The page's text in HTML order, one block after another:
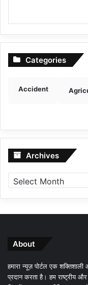
Categories
Accident
Archives Archives
About
हमारा न्यूज़ पोर्टल एक
प्रदान करता है। हम राष्ट्रीय